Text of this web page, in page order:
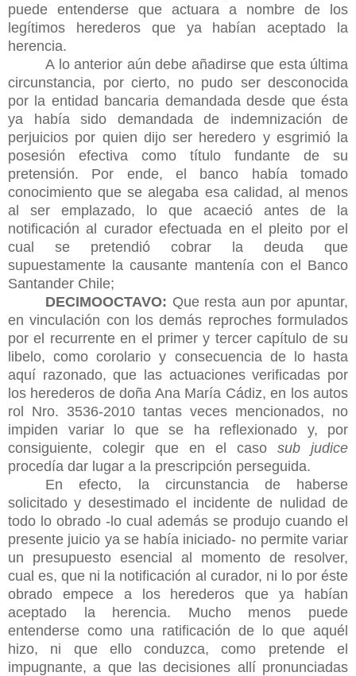
puede entenderse que actuara a nombre de los
legítimos herederos que ya habían aceptado la
herencia.
A lo anterior aún debe añadirse que esta última
circunstancia, por cierto, no pudo ser desconocida
por la entidad bancaria demandada desde que ésta
ya había sido demandada de indemnización de
perjuicios por quien dijo ser heredero y esgrimió la
posesión efectiva como título fundante de su
pretensión. Por ende, el banco había tomado
conocimiento que se alegaba esa calidad, al menos
al ser emplazado, lo que acaeció antes de la
notificación al curador efectuada en el pleito por el
cual se pretendió cobrar la deuda que
supuestamente la causante mantenía con el Banco
Santander Chile;
DECIMOOCTAVO: Que resta aun por apuntar,
en vinculación con los demás reproches formulados
por el recurrente en el primer y tercer capítulo de su
libelo, como corolario y consecuencia de lo hasta
aquí razonado, que las actuaciones verificadas por
los herederos de doña Ana María Cádiz, en los autos
rol Nro. 3536-2010 tantas veces mencionados, no
impiden variar lo que se ha reflexionado y, por
consiguiente, colegir que en el caso sub judice
procedía dar lugar a la prescripción perseguida.
En efecto, la circunstancia de haberse
solicitado y desestimado el incidente de nulidad de
todo lo obrado -lo cual además se produjo cuando el
presente juicio ya se había iniciado- no permite variar
un presupuesto esencial al momento de resolver,
cual es, que ni la notificación al curador, ni lo por éste
obrado empece a los herederos que ya habían
aceptado la herencia. Mucho menos puede
entenderse como una ratificación de lo que aquél
hizo, ni que ello conduzca, como pretende el
impugnante, a que las decisiones allí pronunciadas